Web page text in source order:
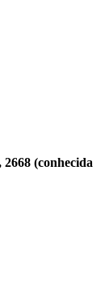
(conhecida